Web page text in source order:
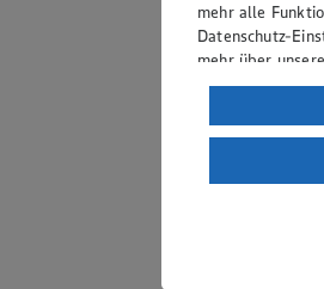
mehr alle
Datenschutz-
mehr über
Verarbeitung
Wenn du auf
ein, dass deine
einem nach
Risiko eines